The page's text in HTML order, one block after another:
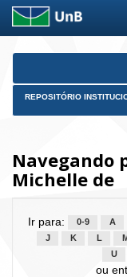
Skip
REPOSITÓRIO
Navegando
Michelle de
Ir para: 0-9 A
J
K L M
U
ou